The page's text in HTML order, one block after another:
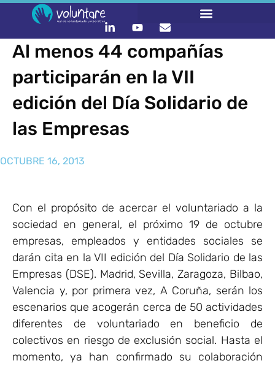
Al menos 44 compañías
participarán en la VII
edición del Día Solidario de
las Empresas
OCTUBRE 16, 2013
Con el propósito de acercar el voluntariado a la
sociedad en general, el próximo 19 de octubre
empresas, empleados y entidades sociales se
darán cita en la VII edición del Día Solidario de las
Empresas (DSE). Madrid, Sevilla, Zaragoza, Bilbao,
Valencia y, por primera vez, A Coruña, serán los
escenarios que acogerán cerca de 50 actividades
diferentes de voluntariado en beneficio de
colectivos en riesgo de exclusión social. Hasta el
momento, ya han confirmado su colaboración